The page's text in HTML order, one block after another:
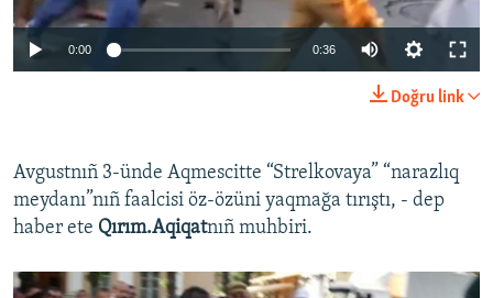
Русский
Українською
RFE/RS bütün saytları
0:00 0:36
Doğru link
Avgustnıñ 3-ünde Aqmescitte “Strelkovaya” “narazlıq
meydanı”nıñ faalcisi öz-özüni yaqmağa tırıştı, - dep
haber ete Qırım.Aqiqatnıñ muhbiri.